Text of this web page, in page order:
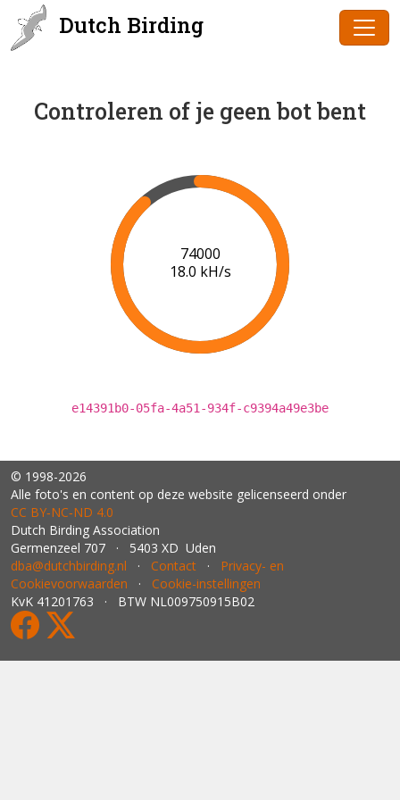
Dutch Birding
Controleren of je geen bot bent
76000
18.0 kH/s
e14391b0-05fa-4a51-934f-c9394a49e3be
© 1998-2026
Alle foto's en content op deze website gelicenseerd onder
CC BY‑NC‑ND 4.0
Dutch Birding Association
Germenzeel 707 · 5403 XD Uden
dba@dutchbirding.nl · Contact · Privacy- en
Cookievoorwaarden · Cookie-instellingen
KvK 41201763 · BTW NL009750915B02